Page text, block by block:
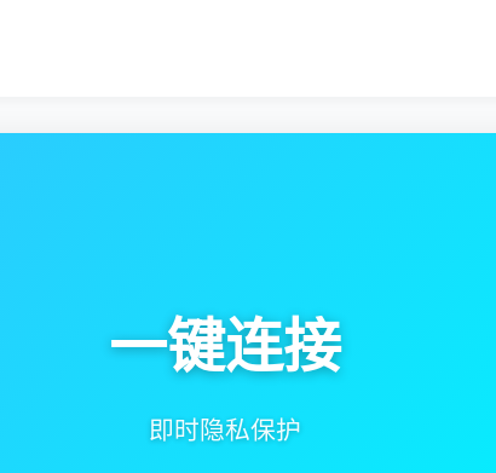
全球节点
高速服务器遍布全球